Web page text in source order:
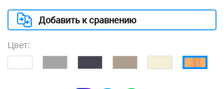
Добавить к сравнению
Цвет: